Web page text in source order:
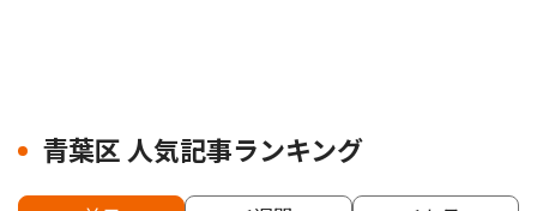
青葉区 人気記事ランキング